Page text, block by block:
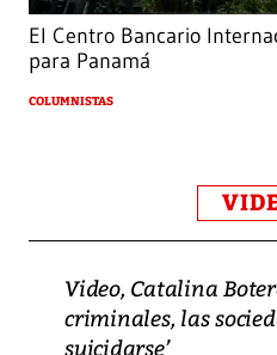
El Centro Bancario
para Panamá
COLUMNISTAS
Video, Catalina
criminales, las
suicidarse’